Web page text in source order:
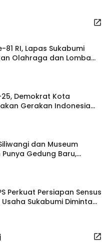
81 RI, Lapas Sukabumi
Olahraga dan Lomba
Demokrat Kota
Gerakan Indonesia
Masjid Agung
dan Museum
Gedung Baru,
Dipisahkan
Perkuat Persiapan Sensus
Usaha Sukabumi Diminta